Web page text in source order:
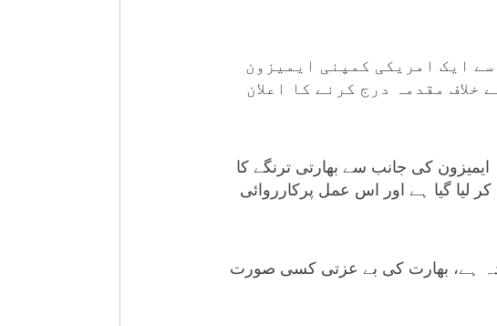
ایک امریکی کمپنی ایمیزون
مقدمہ درج کرنے کا اعلان
کی جانب سے بھارتی ترنگے کا
لیا گیا ہے اور اس عمل پرکارروائی
دہ ہے، بھارت کی بے عزتی کسی صورت